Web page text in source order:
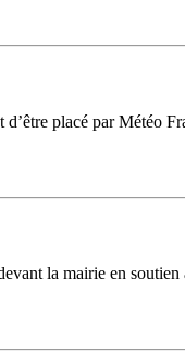
placé par Météo
mairie en soutien